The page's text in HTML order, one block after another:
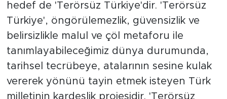
hedef de 'Terörsüz Türkiye'dir. 'Terörsüz
Türkiye', öngörülemezlik, güvensizlik ve
belirsizlikle malul ve çöl metaforu ile
tanımlayabileceğimiz dünya durumunda,
tarihsel tecrübeye, atalarının sesine kulak
vererek yönünü tayin etmek isteyen Türk
milletinin kardeşlik projesidir. 'Terörsüz